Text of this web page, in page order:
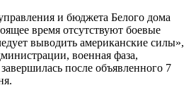
и бюджета Белого дома
время отсутствуют боевые
выводить американские силы»,
военная фаза,
после объявленного 7